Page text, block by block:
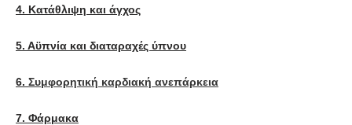
4. Κατάθλιψη και άγχος
5. Αϋπνία και διαταραχές ύπνου
6. Συμφορητική καρδιακή ανεπάρκεια
7. Φάρμακα